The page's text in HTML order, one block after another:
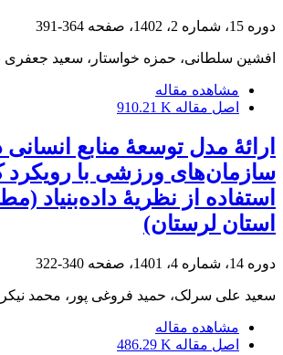
دوره 15، شماره 2، 1402، صفحه 364-391
افشین سلطانی، حمزه خواستار، سعید جعفری
مشاهده مقاله
اصل مقاله 910.21 K
ارائۀ مدل توسعۀ منابع انسانی
سازمان‌های ورزشی با رویکرد
استفاده از نظریۀ داده‌بنیاد
استان لرستان)
دوره 14، شماره 4، 1401، صفحه 340-322
سعید علی سرلک، حمید فروغی پور، محمد
مشاهده مقاله
اصل مقاله 486.29 K